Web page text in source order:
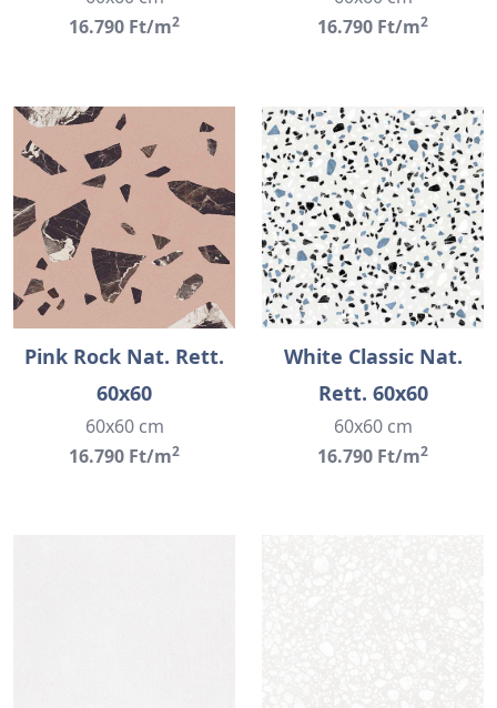
16.790 Ft/m2
16.790 Ft/m2
Pink Rock Nat. Rett.
60x60
60x60 cm
16.790 Ft/m2
White Classic Nat.
Rett. 60x60
60x60 cm
16.790 Ft/m2